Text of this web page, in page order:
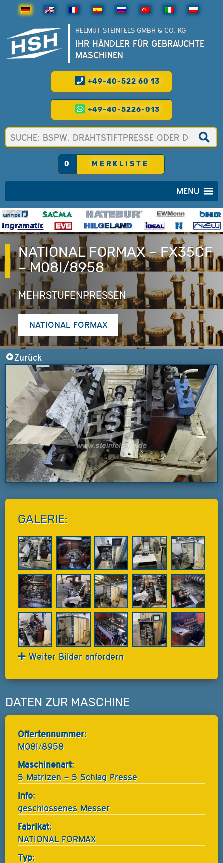
HELMUT STEINFELS GMBH & CO. KG
IHR HÄNDLER FÜR GEBRAUCHTE
MASCHINEN
+49-40-522 60 13
+49-40-5226-013
0 MERKLISTE
MENU
NATIONAL FORMAX – FX35CF
– M08I/8958
MEHRSTUFENPRESSEN
NATIONAL FORMAX
Zurück
GALERIE:
Weiter Bilder anfordern
DATEN ZUR MASCHINE
Offertennummer:
M08I/8958
Maschinenart:
5 Matrizen – 5 Schlag Presse
Info:
geschlossenes Messer
Fabrikat:
NATIONAL FORMAX
Typ: